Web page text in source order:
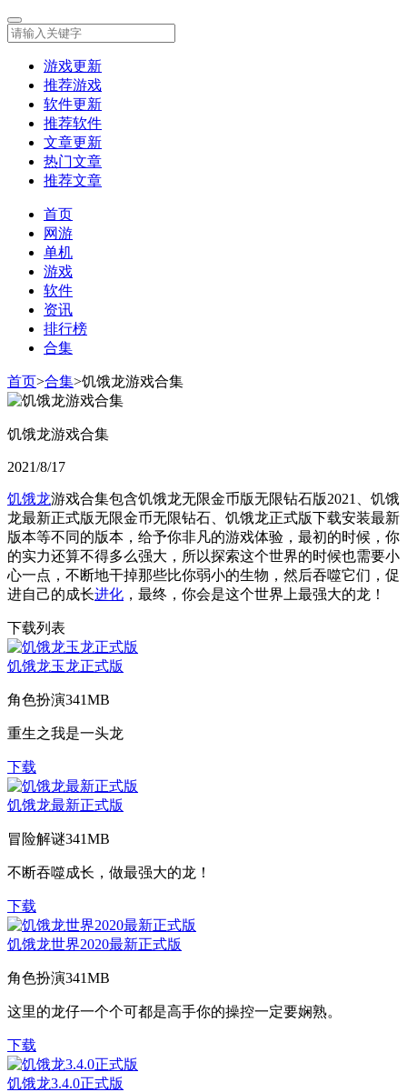
游戏更新
推荐游戏
软件更新
推荐软件
文章更新
热门文章
推荐文章
首页
网游
单机
游戏
软件
资讯
排行榜
合集
首页>合集>饥饿龙游戏合集
饥饿龙游戏合集
2021/8/17
饥饿龙游戏合集包含饥饿龙无限金币版无限钻石版2021、饥饿
龙最新正式版无限金币无限钻石、饥饿龙正式版下载安装最新
版本等不同的版本，给予你非凡的游戏体验，最初的时候，你
的实力还算不得多么强大，所以探索这个世界的时候也需要小
心一点，不断地干掉那些比你弱小的生物，然后吞噬它们，促
进自己的成长进化 ，最终，你会是这个世界上最强大的龙！
下载列表
饥饿龙玉龙正式版
角色扮演341MB
重生之我是一头龙
下载
饥饿龙最新正式版
冒险解谜341MB
不断吞噬成长，做最强大的龙！
下载
饥饿龙世界2020最新正式版
角色扮演341MB
这里的龙仔一个个可都是高手你的操控一定要娴熟。
下载
饥饿龙3.4.0正式版